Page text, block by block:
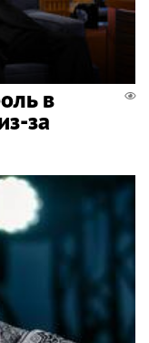
в
за